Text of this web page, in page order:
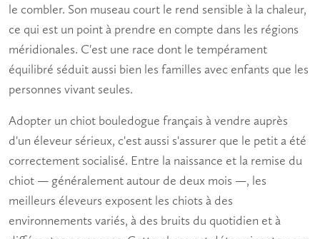
le combler. Son museau court le rend sensible à la chaleur,
ce qui est un point à prendre en compte dans les régions
méridionales. C'est une race dont le tempérament
équilibré séduit aussi bien les familles avec enfants que les
personnes vivant seules.
Adopter un chiot bouledogue français à vendre auprès
d'un éleveur sérieux, c'est aussi s'assurer que le petit a été
correctement socialisé. Entre la naissance et la remise du
chiot — généralement autour de deux mois —, les
meilleurs éleveurs exposent les chiots à des
environnements variés, à des bruits du quotidien et à